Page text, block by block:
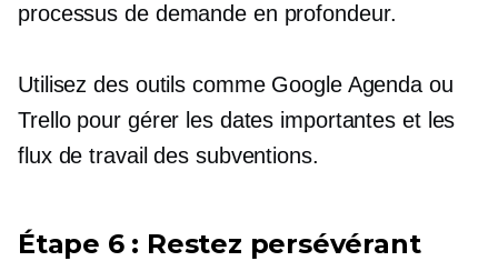
processus de demande en profondeur.
Utilisez des outils comme Google Agenda ou
Trello pour gérer les dates importantes et les
flux de travail des subventions.
Étape 6 : Restez persévérant